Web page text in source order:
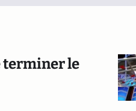
terminer le